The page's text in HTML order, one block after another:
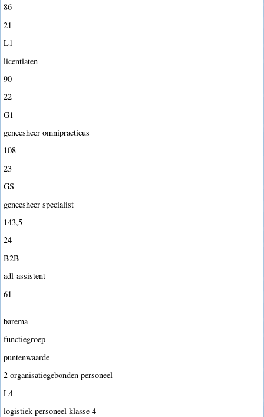
86
21
L1
licentiaten
90
22
G1
geneesheer omnipracticus
108
23
GS
geneesheer specialist
143,5
24
B2B
adl-assistent
61
barema
functiegroep
puntenwaarde
2 organisatiegebonden personeel
L4
logistiek personeel klasse 4